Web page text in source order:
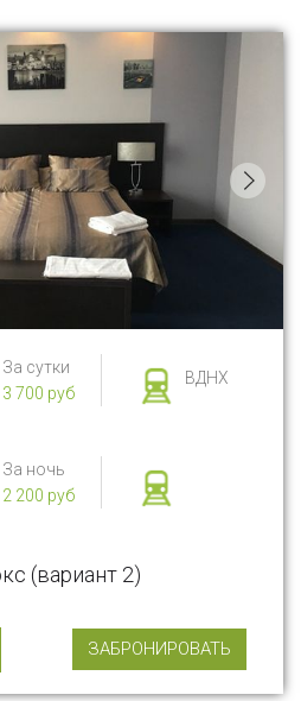
За сутки
3 700 руб
ВДНХ
За ночь
2 200 руб
(вариант 2)
ЗАБРОНИРОВАТЬ